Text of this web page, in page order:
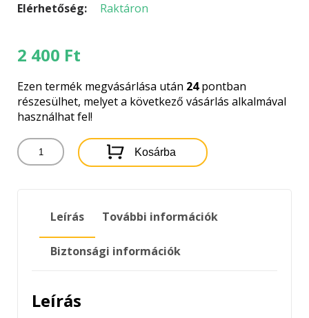
Elérhetőség:
Raktáron
2 400 Ft
Ezen termék megvásárlása után 24pontban
részesülhet, melyet a következő vásárlás alkalmával
használhat fel!
CHEMISTRY
PUMPÁS
Kosárba
Leírás További információk
Biztonsági információk
Leírás